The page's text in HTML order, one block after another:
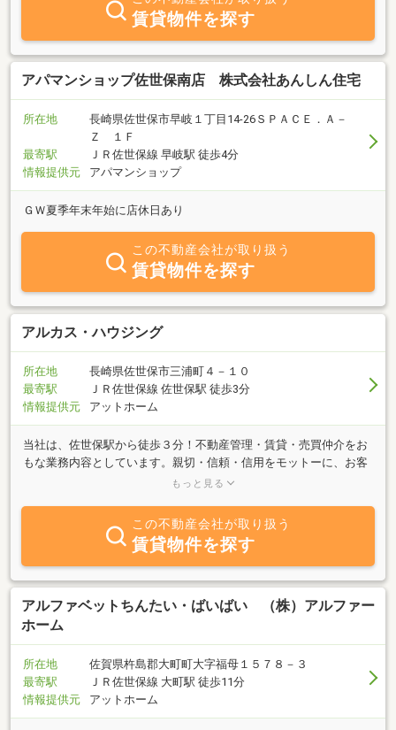
賃貸物件を探す
アパマンショップ佐世保南店 株式会社あんしん住宅
所在地
長崎県佐世保市早岐１丁目14-26ＳＰＡＣＥ．Ａ－
Ｚ １Ｆ
最寄駅
ＪＲ佐世保線 早岐駅 徒歩4分
情報提供元
アパマンショップ
ＧＷ夏季年末年始に店休日あり
この不動産会社が取り扱う
賃貸物件を探す
アルカス・ハウジング
所在地
長崎県佐世保市三浦町４－１０
最寄駅
ＪＲ佐世保線 佐世保駅 徒歩3分
情報提供元
アットホーム
当社は、佐世保駅から徒歩３分！不動産管理・賃貸・売買仲介をお
もな業務内容としています。親切・信頼・信用をモットーに、お客
様の一つ一つのこだわりを満たす物件を、ご紹介させて頂きます。
もっと見る
この不動産会社が取り扱う
賃貸物件を探す
アルファベットちんたい・ばいばい （株）アルファー
ホーム
所在地
佐賀県杵島郡大町町大字福母１５７８－３
最寄駅
ＪＲ佐世保線 大町駅 徒歩11分
情報提供元
アットホーム